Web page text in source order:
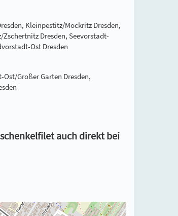
Kleinpestitz/Mockritz Dresden,
Dresden, Seevorstadt-
Ost Dresden
Großer Garten Dresden,
auch direkt bei